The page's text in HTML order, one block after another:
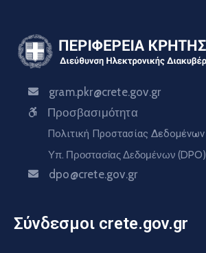
gram.pkr@crete.gov.gr
Προσβασιμότητα
Πολιτική Προστασίας Δεδομένων
Υπ. Προστασίας Δεδομένων (DPO)
dpo@crete.gov.gr
Σύνδεσμοι crete.gov.gr